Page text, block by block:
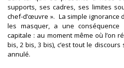
supports, ses cadres, ses limites
chef-d’œuvre ». La simple ignorance
les masquer, a une conséquence
capitale : au moment même où l’on
bis, 2 bis, 3 bis), c’est tout le
annulé.